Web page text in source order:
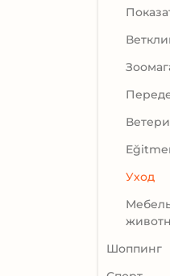
Уход
Шоппинг